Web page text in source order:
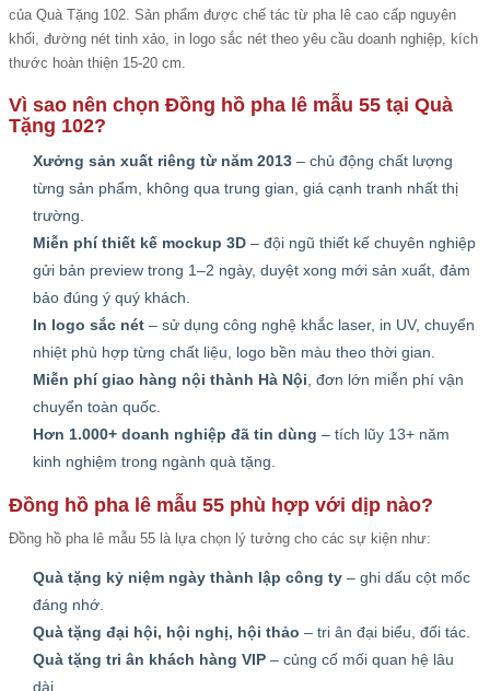
của Quà Tặng 102. Sản phẩm được chế tác từ pha lê cao cấp nguyên
khối, đường nét tinh xảo, in logo sắc nét theo yêu cầu doanh nghiệp, kích
thước hoàn thiện 15-20 cm.
Vì sao nên chọn Đồng hồ pha lê mẫu 55 tại Quà
Tặng 102?
Xưởng sản xuất riêng từ năm 2013 – chủ động chất lượng
từng sản phẩm, không qua trung gian, giá cạnh tranh nhất thị
trường.
Miễn phí thiết kế mockup 3D – đội ngũ thiết kế chuyên nghiệp
gửi bản preview trong 1–2 ngày, duyệt xong mới sản xuất, đảm
bảo đúng ý quý khách.
In logo sắc nét – sử dụng công nghệ khắc laser, in UV, chuyển
nhiệt phù hợp từng chất liệu, logo bền màu theo thời gian.
Miễn phí giao hàng nội thành Hà Nội , đơn lớn miễn phí vận
chuyển toàn quốc.
Hơn 1.000+ doanh nghiệp đã tin dùng – tích lũy 13+ năm
kinh nghiệm trong ngành quà tặng.
Đồng hồ pha lê mẫu 55 phù hợp với dịp nào?
Đồng hồ pha lê mẫu 55 là lựa chọn lý tưởng cho các sự kiện như:
Quà tặng kỷ niệm ngày thành lập công ty – ghi dấu cột mốc
đáng nhớ.
Quà tặng đại hội, hội nghị, hội thảo – tri ân đại biểu, đối tác.
Quà tặng tri ân khách hàng VIP – củng cố mối quan hệ lâu
dài.